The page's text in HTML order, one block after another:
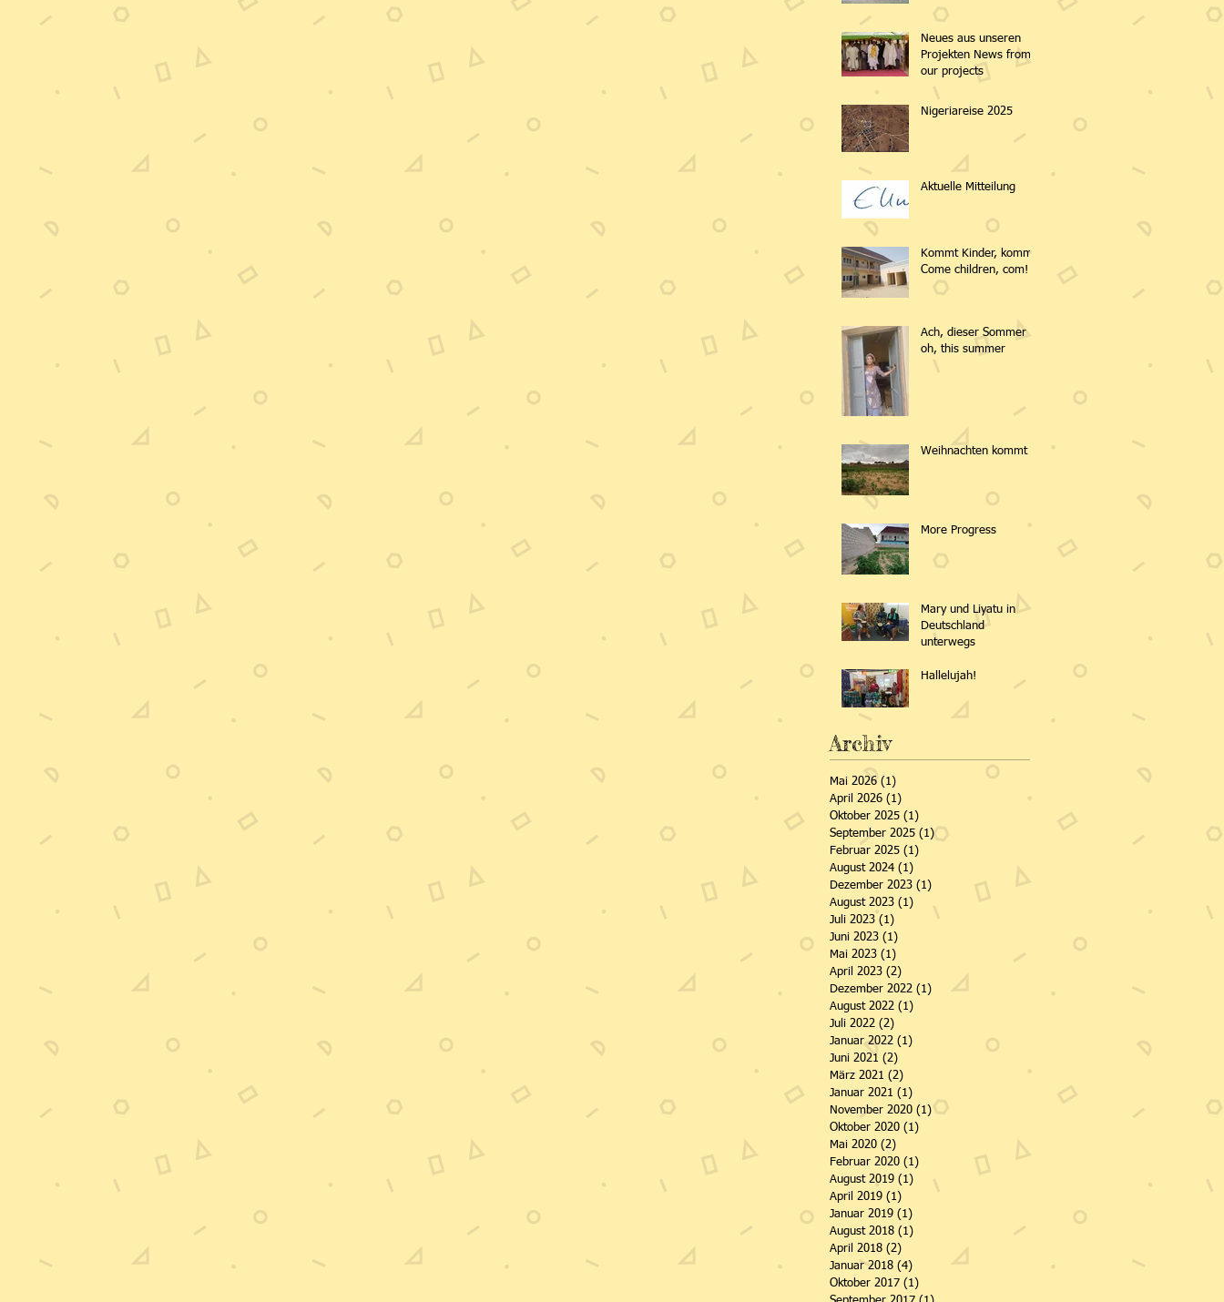
Neues aus unseren
Projekten News from
our projects
Nigeriareise 2025
Aktuelle Mitteilung
Kommt Kinder, kommt!
Come children, com!
Ach, dieser Sommer -
oh, this summer
Weihnachten kommt
More Progress
Mary und Liyatu in
Deutschland
unterwegs
Hallelujah!
Archiv
Mai 2026 (1)
April 2026 (1)
Oktober 2025 (1)
September 2025 (1)
Februar 2025 (1)
August 2024 (1)
Dezember 2023 (1)
August 2023 (1)
Juli 2023 (1)
Juni 2023 (1)
Mai 2023 (1)
April 2023 (2)
Dezember 2022 (1)
August 2022 (1)
Juli 2022 (2)
Januar 2022 (1)
Juni 2021 (2)
März 2021 (2)
Januar 2021 (1)
November 2020 (1)
Oktober 2020 (1)
Mai 2020 (2)
Februar 2020 (1)
August 2019 (1)
April 2019 (1)
Januar 2019 (1)
August 2018 (1)
April 2018 (2)
Januar 2018 (4)
Oktober 2017 (1)